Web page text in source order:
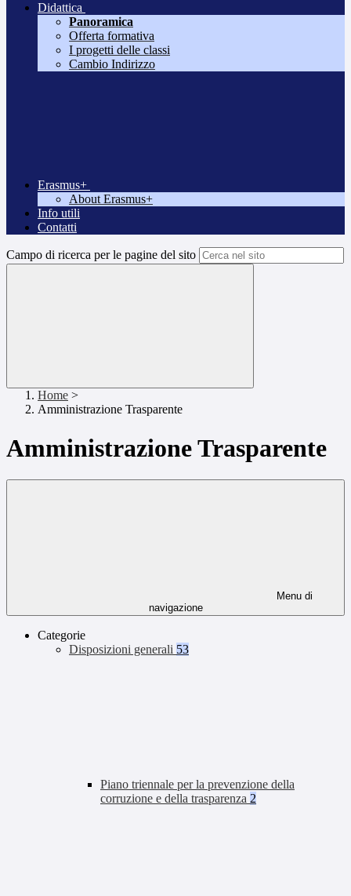
Didattica
Panoramica
Offerta formativa
I progetti delle classi
Cambio Indirizzo
Erasmus+
About Erasmus+
Info utili
Contatti
Campo di ricerca per le pagine del sito
Home >
Amministrazione Trasparente
Amministrazione Trasparente
Menu di
navigazione
Categorie
Disposizioni generali 53
Piano triennale per la prevenzione della
corruzione e della trasparenza 2